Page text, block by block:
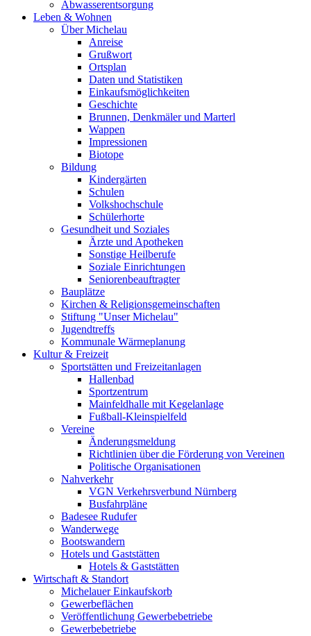
Abwasserentsorgung
Leben & Wohnen
Über Michelau
Anreise
Grußwort
Ortsplan
Daten und Statistiken
Einkaufsmöglichkeiten
Geschichte
Brunnen, Denkmäler und Marterl
Wappen
Impressionen
Biotope
Bildung
Kindergärten
Schulen
Volkshochschule
Schülerhorte
Gesundheit und Soziales
Ärzte und Apotheken
Sonstige Heilberufe
Soziale Einrichtungen
Seniorenbeauftragter
Bauplätze
Kirchen & Religionsgemeinschaften
Stiftung "Unser Michelau"
Jugendtreffs
Kommunale Wärmeplanung
Kultur & Freizeit
Sportstätten und Freizeitanlagen
Hallenbad
Sportzentrum
Mainfeldhalle mit Kegelanlage
Fußball-Kleinspielfeld
Vereine
Änderungsmeldung
Richtlinien über die Förderung von Vereinen
Politische Organisationen
Nahverkehr
VGN Verkehrsverbund Nürnberg
Busfahrpläne
Badesee Rudufer
Wanderwege
Bootswandern
Hotels und Gaststätten
Hotels & Gaststätten
Wirtschaft & Standort
Michelauer Einkaufskorb
Gewerbeflächen
Veröffentlichung Gewerbebetriebe
Gewerbebetriebe